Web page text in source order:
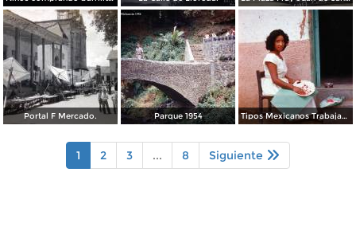
Portal F Mercado. Parque 1954 Tipos Mexicanos Trabajando en la laca.
1 2 3 ... 8 Siguiente